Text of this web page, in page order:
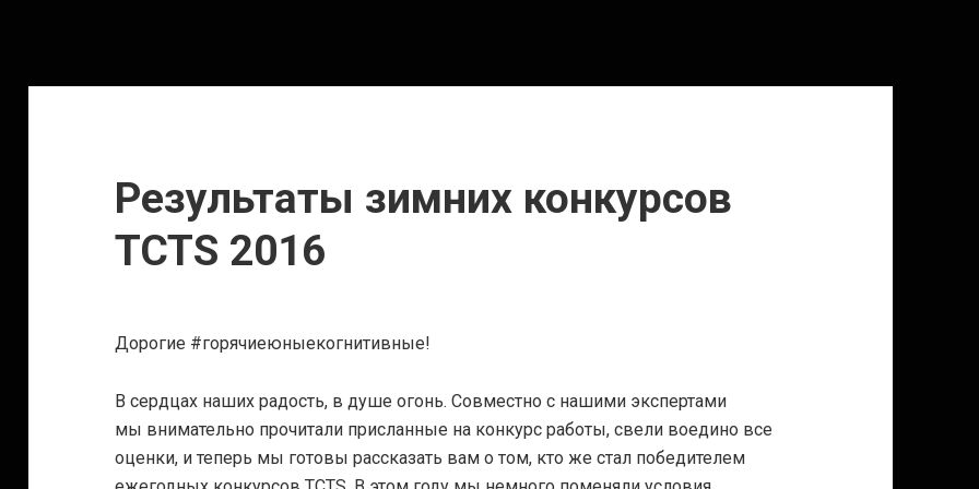
Результаты зимних конкурсов
TCTS 2016
Дорогие #горячиеюныекогнитивные!
В сердцах наших радость, в душе огонь. Совместно с нашими экспертами
мы внимательно прочитали присланные на конкурс работы, свели воедино все
оценки, и теперь мы готовы рассказать вам о том, кто же стал победителем